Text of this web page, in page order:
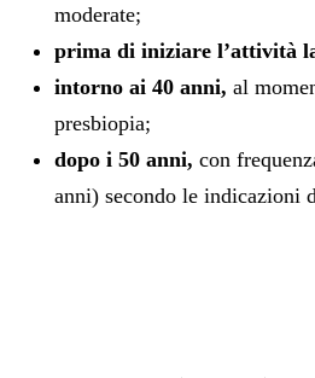
moderate;
prima di iniziare l’attività
intorno ai 40 anni, al
presbiopia;
dopo i 50 anni, con
anni) secondo le indicazioni